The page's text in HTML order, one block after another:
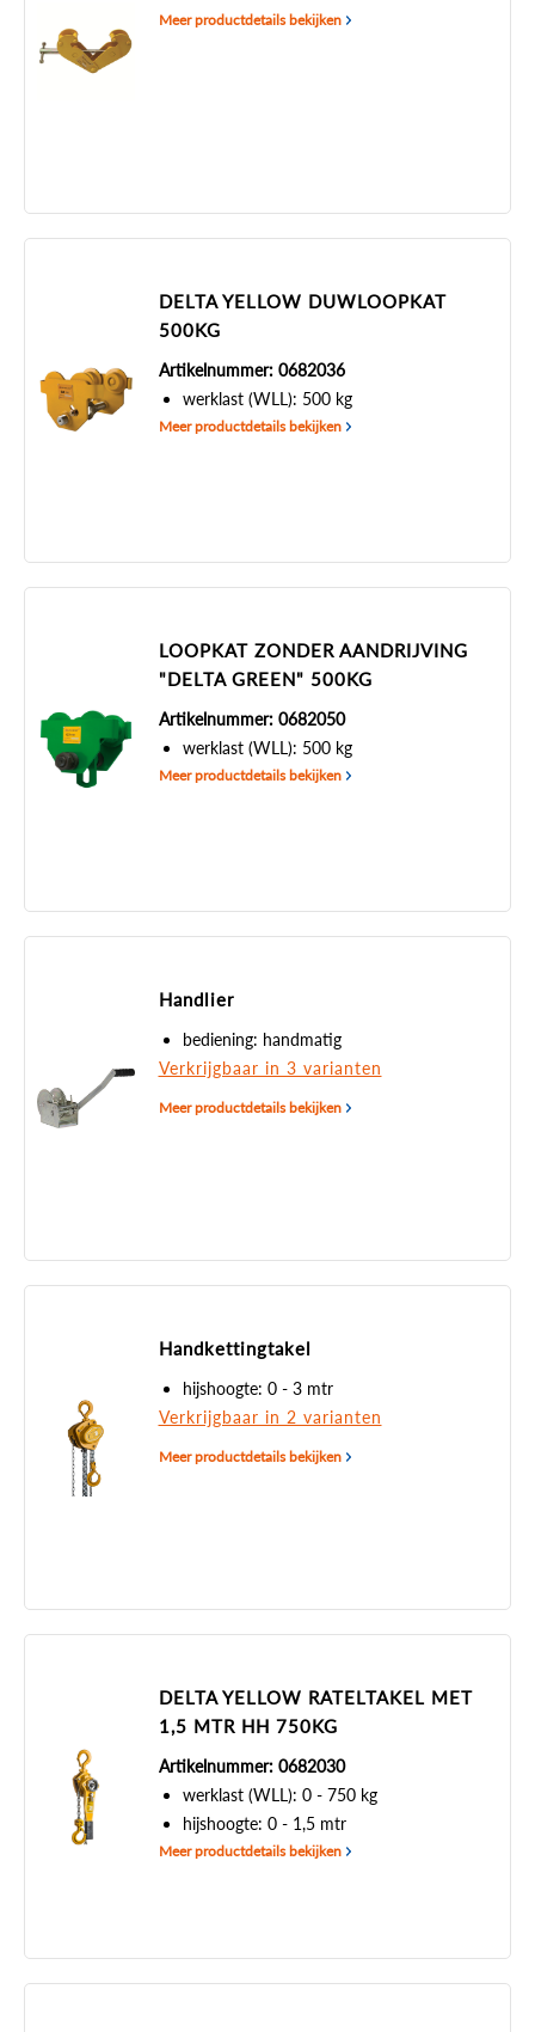
Meer productdetails bekijken
DELTA YELLOW DUWLOOPKAT
500KG
Artikelnummer: 0682036
werklast (WLL): 500 kg
Meer productdetails bekijken
LOOPKAT ZONDER AANDRIJVING
"DELTA GREEN" 500KG
Artikelnummer: 0682050
werklast (WLL): 500 kg
Meer productdetails bekijken
Handlier
bediening: handmatig
Verkrijgbaar in 3 varianten
Meer productdetails bekijken
Handkettingtakel
hijshoogte: 0 - 3 mtr
Verkrijgbaar in 2 varianten
Meer productdetails bekijken
DELTA YELLOW RATELTAKEL MET
1,5 MTR HH 750KG
Artikelnummer: 0682030
werklast (WLL): 0 - 750 kg
hijshoogte: 0 - 1,5 mtr
Meer productdetails bekijken